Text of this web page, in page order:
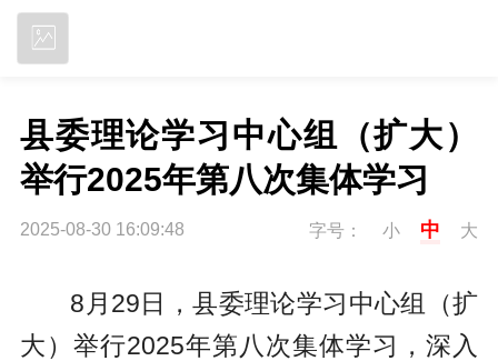
县委理论学习中心组（扩大）
举行2025年第八次集体学习
2025-08-30 16:09:48 字号： 小 中 大
8月29日，县委理论学习中心组（扩
大）举行2025年第八次集体学习，深入